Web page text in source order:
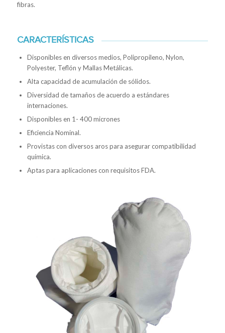
fibras.
CARACTERÍSTICAS
Disponibles en diversos medios, Polipropileno, Nylon,
Polyester, Teflón y Mallas Metálicas.
Alta capacidad de acumulación de sólidos.
Diversidad de tamaños de acuerdo a estándares
internaciones.
Disponibles en 1- 400 micrones
Eficiencia Nominal.
Provistas con diversos aros para asegurar compatibilidad
química.
Aptas para aplicaciones con requisitos FDA.